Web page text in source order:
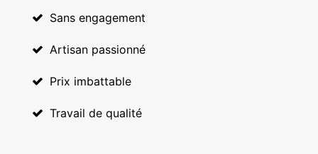
Sans engagement
Artisan passionné
Prix imbattable
Travail de qualité